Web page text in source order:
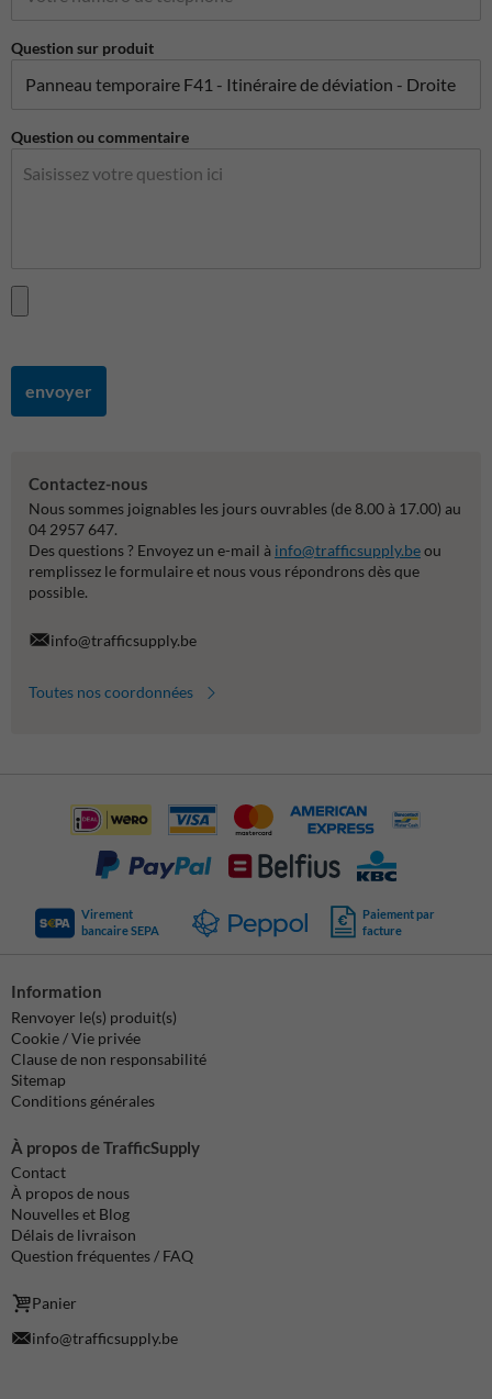
Question sur produit
Question ou commentaire
envoyer
Contactez-nous
Nous sommes joignables les jours ouvrables (de 8.00 à 17.00) au
04 2957 647.
Des questions ? Envoyez un e-mail à info@trafficsupply.beou
remplissez le formulaire et nous vous répondrons dès que
possible.
info@trafficsupply.be
Toutes nos coordonnées
Virement
bancaire SEPA
Paiement par
facture
Information
Renvoyer le(s) produit(s)
Cookie / Vie privée
Clause de non responsabilité
Sitemap
Conditions générales
À propos de TrafficSupply
Contact
À propos de nous
Nouvelles et Blog
Délais de livraison
Question fréquentes / FAQ
Panier
info@trafficsupply.be